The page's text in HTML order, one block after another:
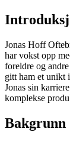
Jonas Hoff
har vokst opp
foreldre og
gitt ham et unikt
Jonas sin
komplekse
Bakgrunn